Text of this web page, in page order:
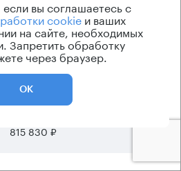
презентацию
в этом здании:
815 830 ₽
вы соглашаетесь с
cookieи ваших
на сайте, необходимых
Запретить обработку
через браузер.
ОК